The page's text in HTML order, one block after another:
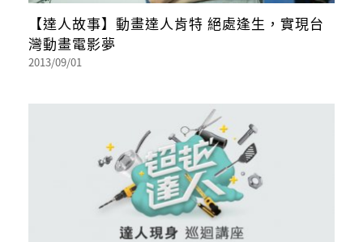
【達人故事】動畫達人肯特 絕處逢生，實現台
灣動畫電影夢
2013/09/01